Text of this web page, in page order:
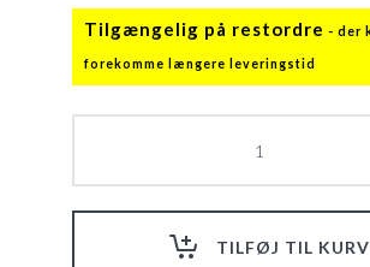
Tilgængelig på restordre
TILFØJ TIL KURV